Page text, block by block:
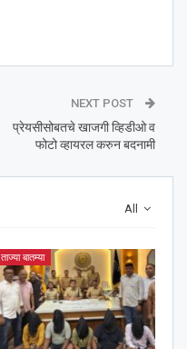
NEXT POST
प्रेयसीसोबतचे खाजगी व्हिडीओ व
फोटो व्हायरल करुन बदनामी
All
ताज्या बातम्या